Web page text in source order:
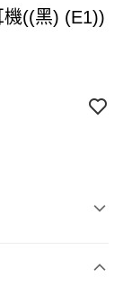
機((黑) (E1))